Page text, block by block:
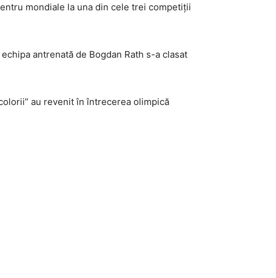
mondiale la una din cele trei competiții
antrenată de Bogdan Rath s-a clasat
au revenit în întrecerea olimpică